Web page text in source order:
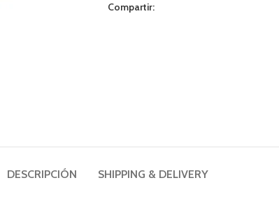
Compartir:
DESCRIPCIÓN SHIPPING & DELIVERY